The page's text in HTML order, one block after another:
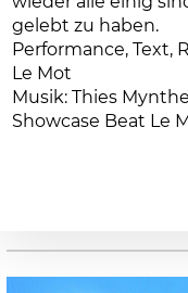
gelebt zu haben.
Performance, Text,
Le Mot
Musik: Thies
Showcase Beat Le